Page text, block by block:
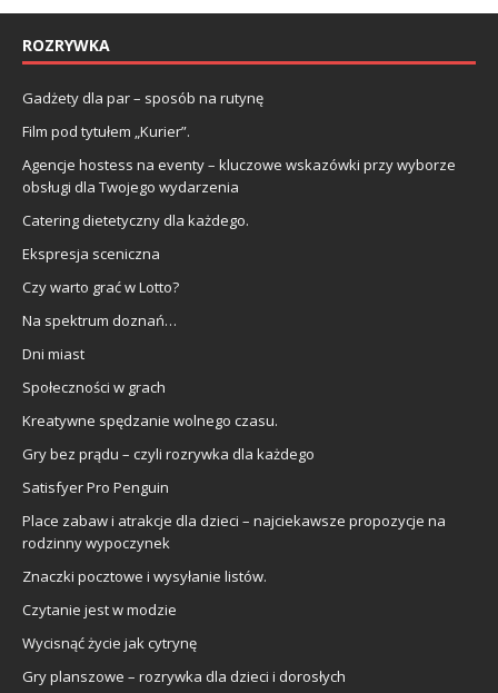
ROZRYWKA
Gadżety dla par – sposób na rutynę
Film pod tytułem „Kurier”.
Agencje hostess na eventy – kluczowe wskazówki przy wyborze
obsługi dla Twojego wydarzenia
Catering dietetyczny dla każdego.
Ekspresja sceniczna
Czy warto grać w Lotto?
Na spektrum doznań…
Dni miast
Społeczności w grach
Kreatywne spędzanie wolnego czasu.
Gry bez prądu – czyli rozrywka dla każdego
Satisfyer Pro Penguin
Place zabaw i atrakcje dla dzieci – najciekawsze propozycje na
rodzinny wypoczynek
Znaczki pocztowe i wysyłanie listów.
Czytanie jest w modzie
Wycisnąć życie jak cytrynę
Gry planszowe – rozrywka dla dzieci i dorosłych